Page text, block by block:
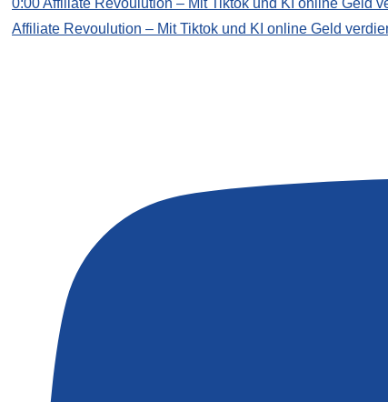
Affiliate Revoulution – Mit Tiktok und KI online Geld